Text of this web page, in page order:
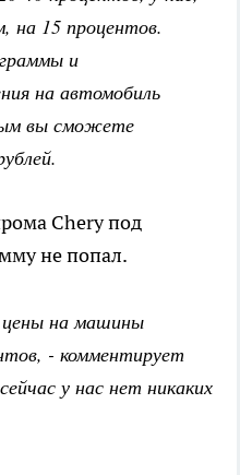
на 15 процентов.
и
на автомобиль
вы сможете
Chery под
не попал.
цены на машины
- комментирует
у нас нет никаких